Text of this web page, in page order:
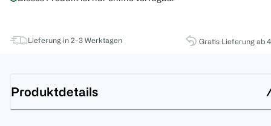
Lieferung in 2-3 Werktagen Gratis Lieferung ab
Produktdetails